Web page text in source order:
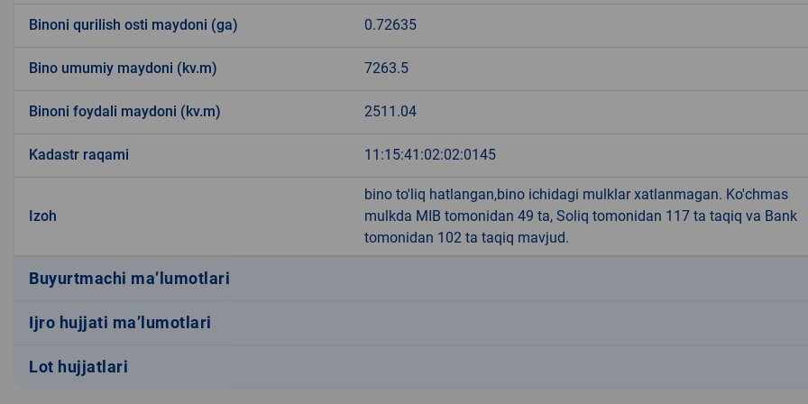
Binoni qurilish osti maydoni (ga) 0.72635
Bino umumiy maydoni (kv.m) 7263.5
Binoni foydali maydoni (kv.m) 2511.04
Kadastr raqami 11:15:41:02:02:0145
Izoh
bino to'liq hatlangan,bino ichidagi mulklar xatlanmagan. Ko'chmas
mulkda MIB tomonidan 49 ta, Soliq tomonidan 117 ta taqiq va Bank
tomonidan 102 ta taqiq mavjud.
Buyurtmachi ma’lumotlari
Ijro hujjati ma’lumotlari
Lot hujjatlari